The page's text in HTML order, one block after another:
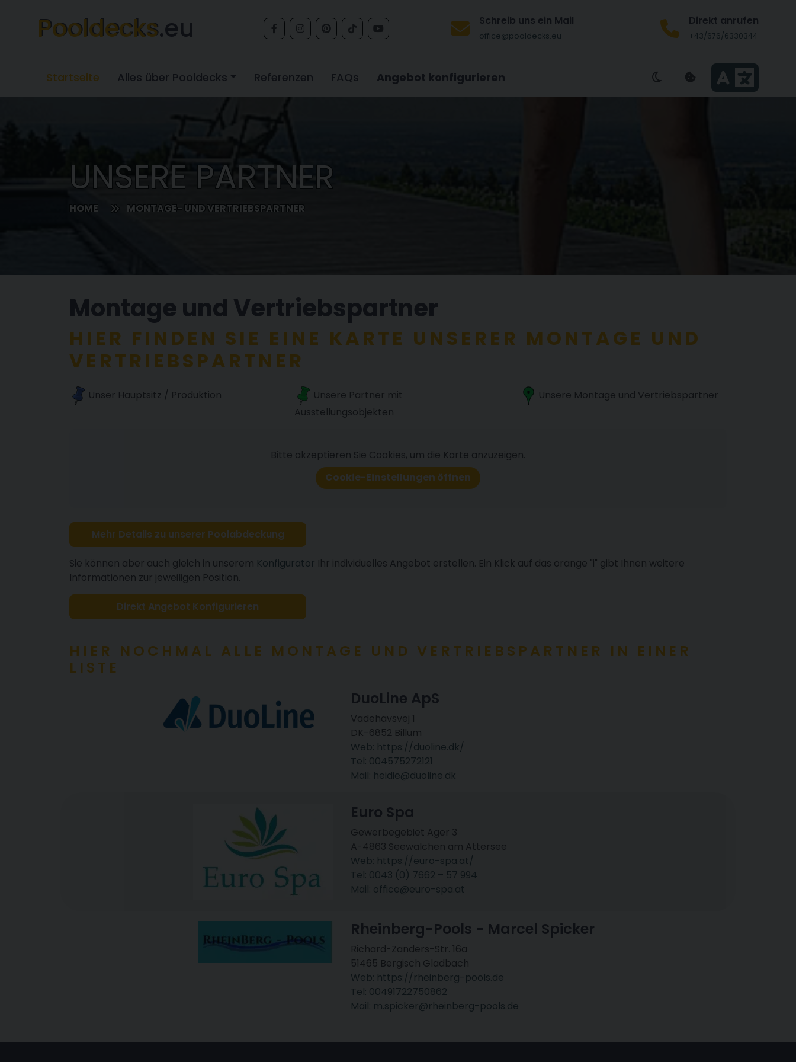
Pooldecks.eu Schreib uns ein Mail
office@pooldecks.eu
Direkt anrufen
+43/676/6330344
Startseite Alles über Pooldecks Referenzen FAQs Angebot konfigurieren
UNSERE PARTNER
HOME MONTAGE- UND VERTRIEBSPARTNER
Montage und Vertriebspartner
HIER FINDEN SIE EINE KARTE UNSERER MONTAGE UND
VERTRIEBSPARTNER
Unser Hauptsitz / Produktion
Unsere Partner mit
Ausstellungsobjekten
Unsere Montage und Vertriebspartner
Bitte akzeptieren Sie Cookies, um die Karte anzuzeigen.
Cookie-Einstellungen öffnen
Mehr Details zu unserer Poolabdeckung
Sie können aber auch gleich in unserem Konfigurator Ihr individuelles Angebot erstellen. Ein Klick auf das orange "i" gibt Ihnen weitere
Informationen zur jeweiligen Position.
Direkt Angebot Konfigurieren
HIER NOCHMAL ALLE MONTAGE UND VERTRIEBSPARTNER IN EINER
LISTE
DuoLine ApS
Vadehavsvej 1
DK-6852 Billum
Web: https://duoline.dk/
Tel: 004575272121
Mail: heidie@duoline.dk
Euro Spa
Gewerbegebiet Ager 3
A-4863 Seewalchen am Attersee
Web: https://euro-spa.at/
Tel: 0043 (0) 7662 – 57 994
Mail: office@euro-spa.at
Rheinberg-Pools - Marcel Spicker
Richard-Zanders-Str. 16a
51465 Bergisch Gladbach
Web: https://rheinberg-pools.de
Tel: 00491722750862
Mail: m.spicker@rheinberg-pools.de